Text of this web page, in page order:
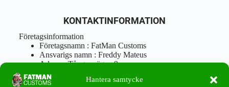
Hantera samtycke
KONTAKTINFORMATION
Företagsinformation
Företagsnamn : FatMan Customs
Ansvarigs namn : Freddy Mateus
Adress : Tångenvägen 9
Postnr : 417 46 Göteborg
Tel : 0762919666